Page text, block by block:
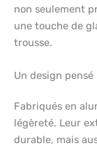
non seulement
une touche de
trousse.
Un design
Fabriqués en
légèreté. Leur
durable, mais